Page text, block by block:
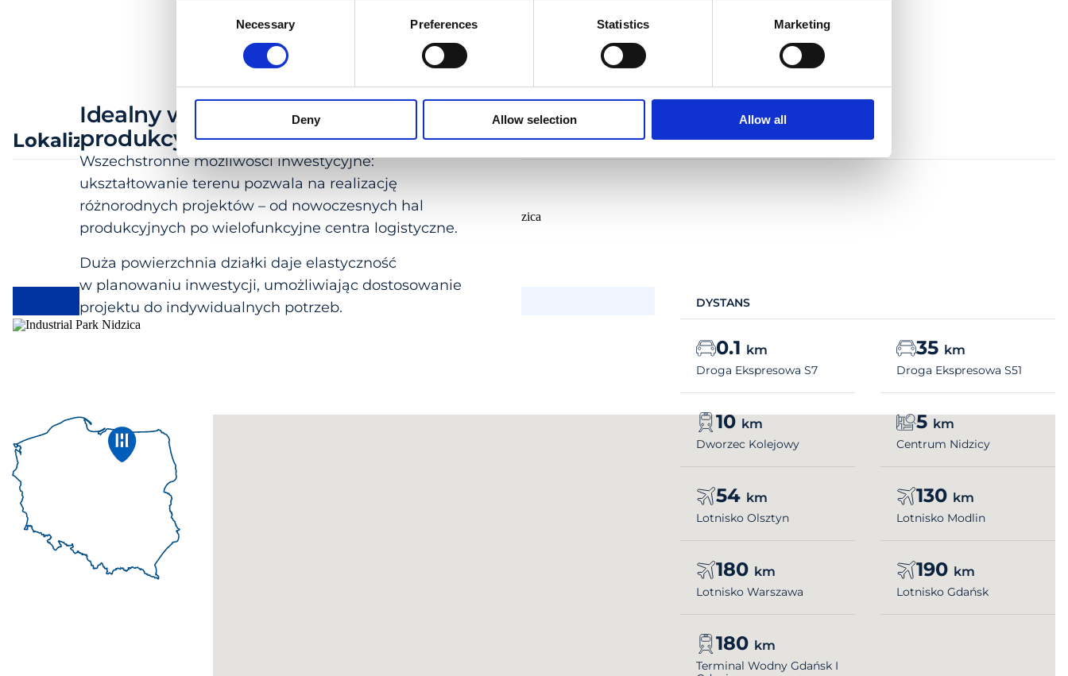
Necessary Preferences Statistics Marketing
Deny Allow selection Allow all
Lokalizacja
Idealny wybór dla firm
produkcyjnych i logistycznych,
Wszechstronne możliwości inwestycyjne:
ukształtowanie terenu pozwala na realizację
różnorodnych projektów – od nowoczesnych hal
produkcyjnych po wielofunkcyjne centra logistyczne.
Duża powierzchnia działki daje elastyczność
w planowaniu inwestycji, umożliwiając dostosowanie
projektu do indywidualnych potrzeb.
OBSZAR INWESTYCJI DYSTANS
0.1 km
Droga Ekspresowa S7
35 km
Droga Ekspresowa S51
10km
Dworzec Kolejowy
5km
Centrum Nidzicy
54 km
Lotnisko Olsztyn
130 km
Lotnisko Modlin
180 km
Lotnisko Warszawa
190 km
Lotnisko Gdańsk
180 km
Terminal Wodny Gdańsk I